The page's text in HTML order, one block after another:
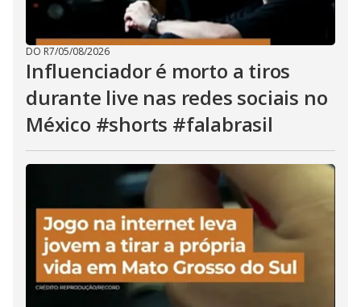
DO R7/05/08/2026
Influenciador é morto a tiros
durante live nas redes sociais no
México #shorts #falabrasil